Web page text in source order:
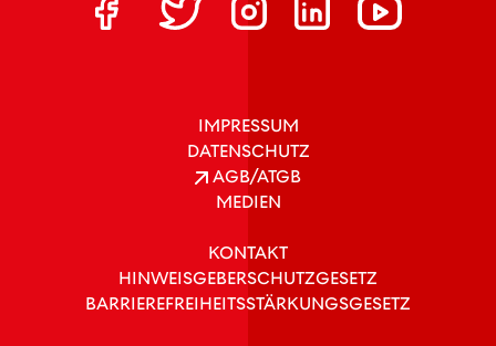
IMPRESSUM
DATENSCHUTZ
AGB/ATGB
MEDIEN
KONTAKT
HINWEISGEBERSCHUTZGESETZ
BARRIEREFREIHEITSSTÄRKUNGSGESETZ